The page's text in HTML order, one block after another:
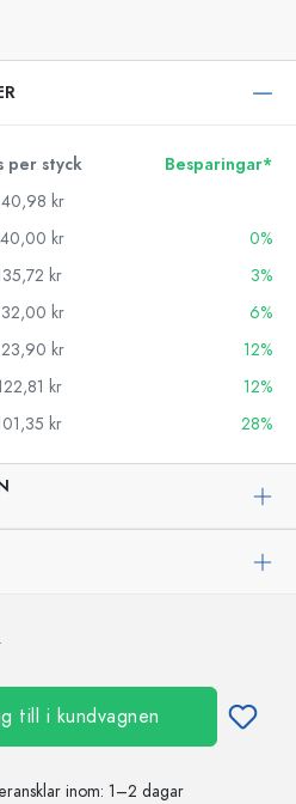
per styck
Besparingar*
kr
kr
0%
kr
3%
kr
6%
kr
12%
kr
12%
kr 28%
till i kundvagnen
inom: 1–2 dagar